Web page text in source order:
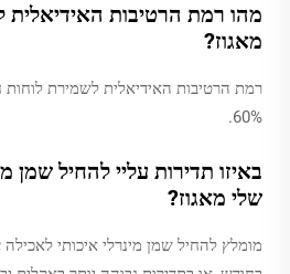
מהו רמת הרטיבות האידיאלית
מאגוז?
60%.
באיזו תדירות עליי להחיל שמן
שלי מאגוז?
מומלץ להחיל שמן מינרלי איכותי